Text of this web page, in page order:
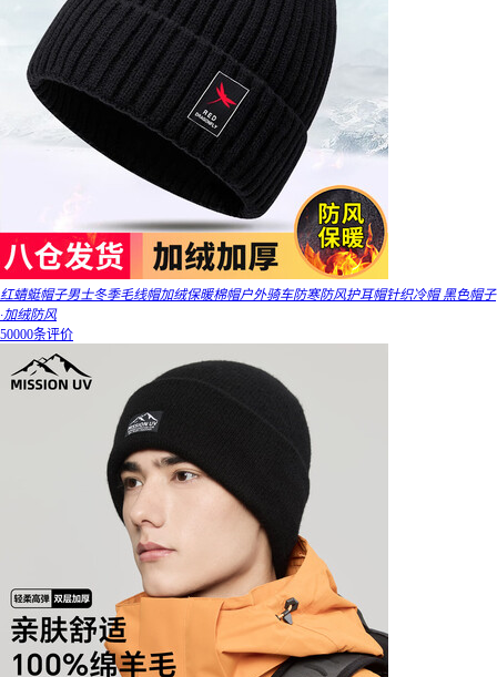
红蜻蜓帽子男士冬季毛线帽加绒保暖棉帽户外骑车防寒防风护耳帽针织冷帽 黑色帽子
·加绒防风
50000条评价